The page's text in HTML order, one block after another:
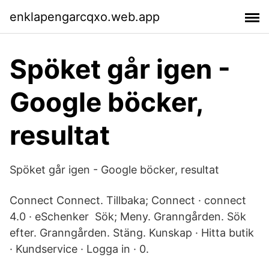
enklapengarcqxo.web.app
Spöket går igen -
Google böcker,
resultat
Spöket går igen - Google böcker, resultat
Connect Connect. Tillbaka; Connect · connect
4.0 · eSchenker Sök; Meny. Granngården. Sök
efter. Granngården. Stäng. Kunskap · Hitta butik
· Kundservice · Logga in · 0.